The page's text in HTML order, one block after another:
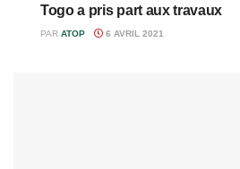
Togo a pris part aux travaux
PAR ATOP 6 AVRIL 2021